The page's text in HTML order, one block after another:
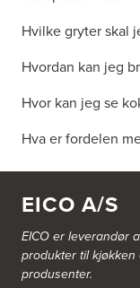
Hvilke gryter skal
Hvordan kan jeg
Hvor kan jeg se
Hva er fordelen
EICO A/S
EICO er leverandør
produkter til
produsenter.